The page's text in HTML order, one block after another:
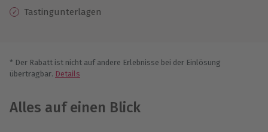
Tastingunterlagen
* Der Rabatt ist nicht auf andere Erlebnisse bei der Einlösung
übertragbar. Details
Alles auf einen Blick